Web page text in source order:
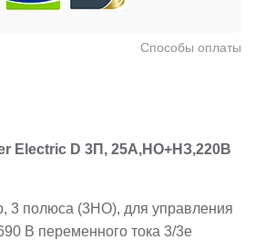
Способы оплаты
Electric D 3П, 25А,НО+НЗ,220B
3 полюса (3НО), для управления
В переменного тока 3/3e